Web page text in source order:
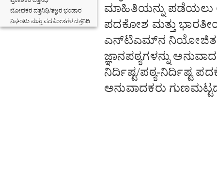
ಬೋಧಕರ ದತ್ತನಿಧಿ/ತಜ್ಞರ ಭಂಡಾರ
ನಿಘಂಟು ಮತ್ತು ಪದಕೋಶಗಳ ದತ್ತನಿಧಿ
ಮಾಹಿತಿಯನ್ನು ಪಡೆಯಲು
ಪದಕೋಶ ಮತ್ತು
ಎನ್‌ಟಿಎಮ್‌ನ ನಿಯೋಜಿತ
ಜ್ಞಾನಪಠ್ಯಗಳನ್ನು
ನಿರ್ದಿಷ್ಟ/ಪಠ್ಯ-ನಿರ್ದಿಷ್ಟ
ಅನುವಾದಕರು